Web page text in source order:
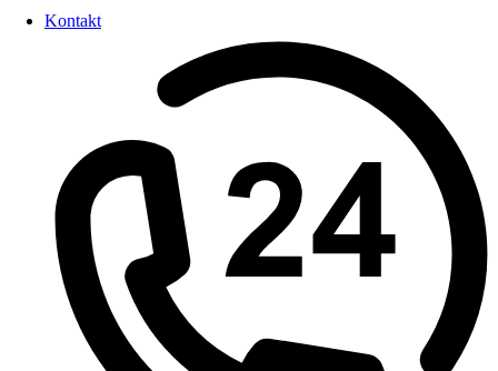
Kontakt